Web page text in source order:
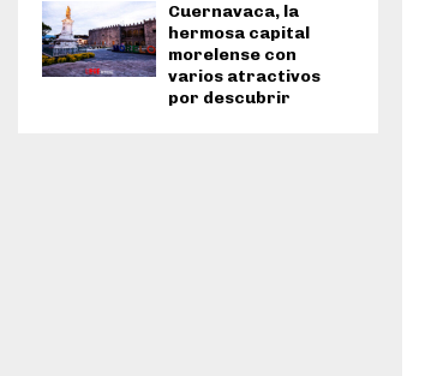
Cuernavaca, la
hermosa capital
morelense con
varios atractivos
por descubrir